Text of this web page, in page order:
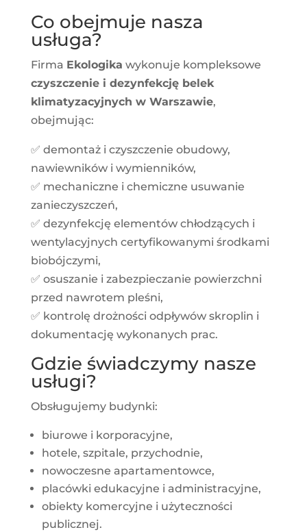
Co obejmuje nasza
usługa?
Firma Ekologika wykonuje kompleksowe
czyszczenie i dezynfekcję belek
klimatyzacyjnych w Warszawie,
obejmując:
✅ demontaż i czyszczenie obudowy,
nawiewników i wymienników,
✅ mechaniczne i chemiczne usuwanie
zanieczyszczeń,
✅ dezynfekcję elementów chłodzących i
wentylacyjnych certyfikowanymi środkami
biobójczymi,
✅ osuszanie i zabezpieczanie powierzchni
przed nawrotem pleśni,
✅ kontrolę drożności odpływów skroplin i
dokumentację wykonanych prac.
Gdzie świadczymy nasze
usługi?
Obsługujemy budynki:
biurowe i korporacyjne,
hotele, szpitale, przychodnie,
nowoczesne apartamentowce,
placówki edukacyjne i administracyjne,
obiekty komercyjne i użyteczności
publicznej.